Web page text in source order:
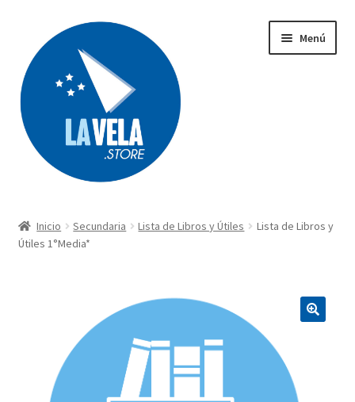
la
navegación
contenido
Menú
Acerca de Lavela
Finalizar compra
Inicio Secundaria Lista de Libros y Útiles
Lista de Libros y
Útiles 1°Media*